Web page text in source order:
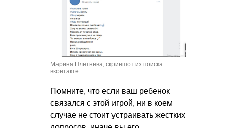
Марина Плетнева, скриншот из поиска
вконтакте
Помните, что если ваш ребенок
связался с этой игрой, ни в коем
случае не стоит устраивать жестких